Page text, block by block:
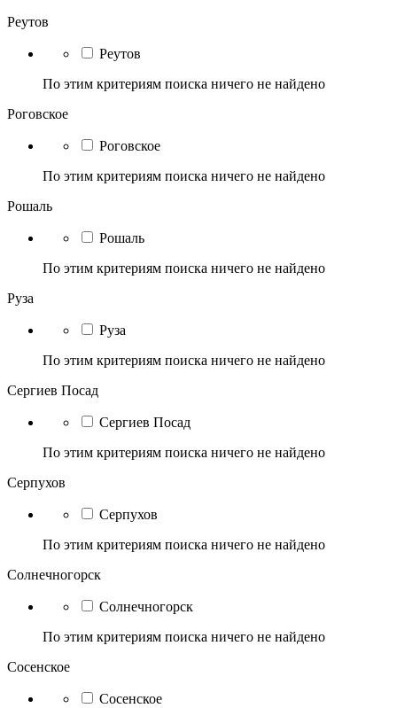
Реутов
Реутов
По этим критериям поиска ничего не найдено
Роговское
Роговское
По этим критериям поиска ничего не найдено
Рошаль
Рошаль
По этим критериям поиска ничего не найдено
Руза
Руза
По этим критериям поиска ничего не найдено
Сергиев Посад
Сергиев Посад
По этим критериям поиска ничего не найдено
Серпухов
Серпухов
По этим критериям поиска ничего не найдено
Солнечногорск
Солнечногорск
По этим критериям поиска ничего не найдено
Сосенское
Сосенское